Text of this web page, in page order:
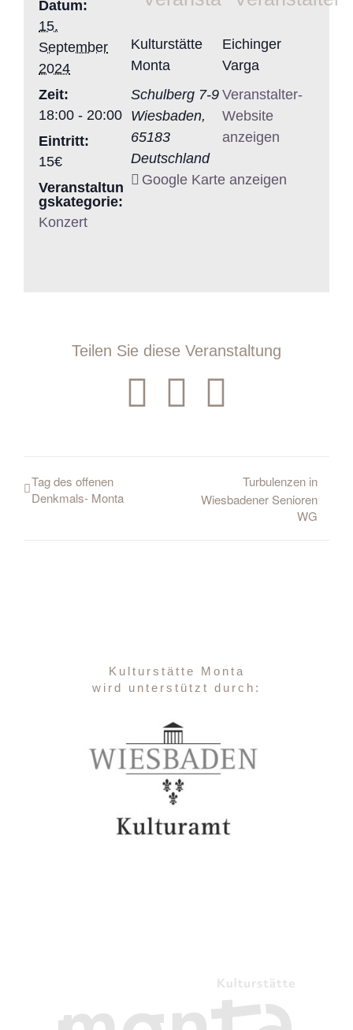
Datum:
15.
September
2024
Zeit:
18:00 - 20:00
Eintritt:
15€
Veranstaltun
gskategorie:
Konzert
Kulturstätte
Monta
Schulberg 7-9
Wiesbaden,
65183
Deutschland
Google Karte anzeigen
Eichinger
Varga
Veranstalter-
Website
anzeigen
Teilen Sie diese Veranstaltung
Facebook
Tag des offenen
Denkmals- Monta
Turbulenzen in
Wiesbadener Senioren
WG
Kulturstätte Monta
wird unterstützt durch: